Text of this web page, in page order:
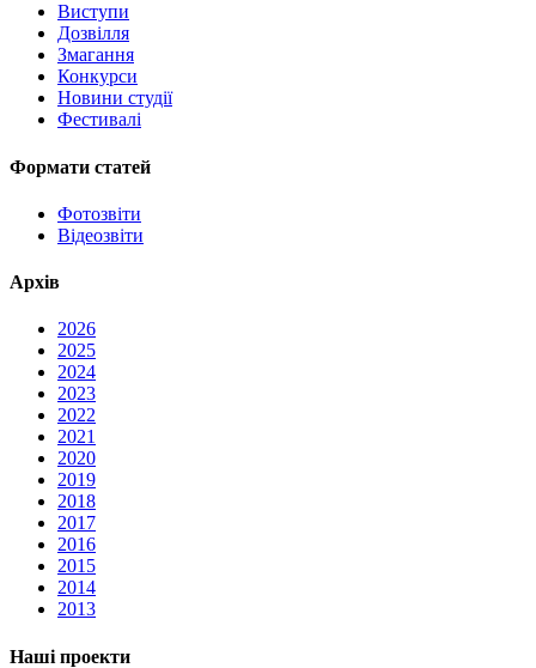
Виступи
Дозвілля
Змагання
Конкурси
Новини студії
Фестивалі
Формати статей
Фотозвіти
Відеозвіти
Архів
2026
2025
2024
2023
2022
2021
2020
2019
2018
2017
2016
2015
2014
2013
Наші проекти